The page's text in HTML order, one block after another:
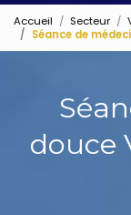
Accueil Secteur
Séance de
douce